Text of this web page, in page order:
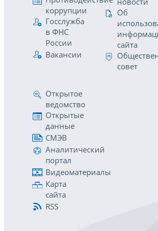
коррупции
Госслужба
в ФНС
России
Вакансии
Об
сайта
совет
Открытое
ведомство
Открытые
данные
СМЭВ
Аналитический
портал
Видеоматериалы
Карта
сайта
RSS